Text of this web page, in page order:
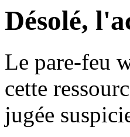
Désolé,
Le pare-feu
cette
jugée